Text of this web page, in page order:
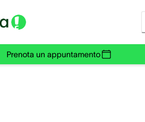
Prenota un appuntamento